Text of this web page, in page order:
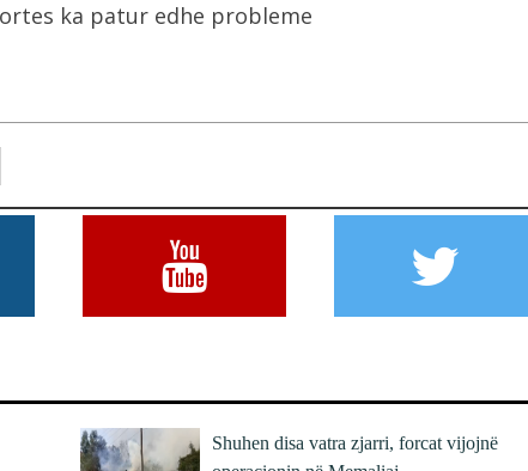
ka patur edhe probleme
Shuhen disa vatra zjarri, forcat vijojnë